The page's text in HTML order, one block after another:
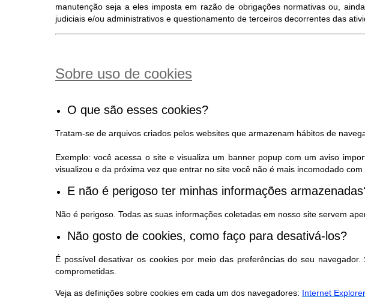
manutenção seja a eles imposta em razão de obrigações normativas ou,
judiciais e/ou administrativos e questionamento de terceiros decorrentes das
Sobre uso de cookies
O que são esses cookies?
Tratam-se de arquivos criados pelos websites que armazenam hábitos de
Exemplo: você acessa o site e visualiza um banner popup com um aviso
visualizou e da próxima vez que entrar no site você não é mais incomodado com
E não é perigoso ter minhas informações
Não é perigoso. Todas as suas informações coletadas em nosso site servem
Não gosto de cookies, como faço para desativá-los?
É possível desativar os cookies por meio das preferências do seu
comprometidas.
Veja as definições sobre cookies em cada um dos navegadores: Internet Explorer